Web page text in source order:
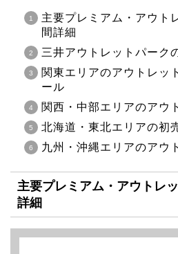
主要プレミアム・アウト
間詳細
三井アウトレットパーク
関東エリアのアウトレッ
ール
関西・中部エリアのアウ
北海道・東北エリアの初
九州・沖縄エリアのアウ
主要プレミアム・アウトレ
詳細